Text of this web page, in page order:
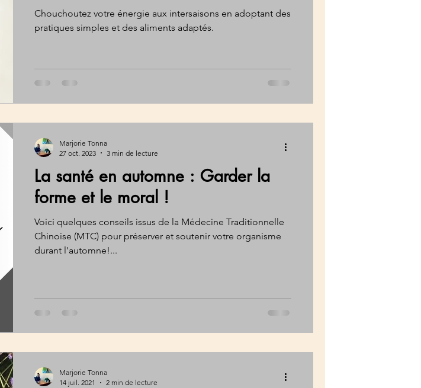
Chouchoutez votre énergie aux intersaisons en adoptant des
pratiques simples et des aliments adaptés.
La santé en automne : Garder la
forme et le moral !
Voici quelques conseils issus de la Médecine Traditionnelle
Chinoise (MTC) pour préserver et soutenir votre organisme
durant l'automne!...
Marjorie Tonna
27 oct. 2023
3 min de lecture
Marjorie Tonna
14 juil. 2021
2 min de lecture